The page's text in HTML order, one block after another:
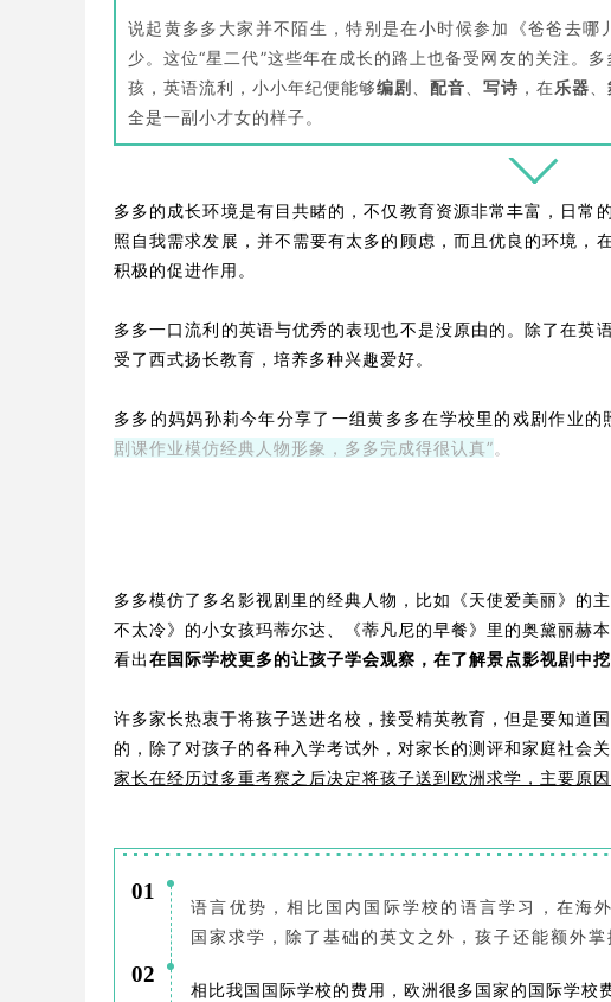
说起黄多多大家并不陌生，特别是在小时候参加《爸爸去哪
少。这位“星二代”这些年在成长的路上也备受网友的关注。
孩，英语流利，小小年纪便能够编剧 配音 写诗 ，在乐器
全是一副小才女的样子。
多多的成长环境是有目共睹的，不仅教育资源非常丰富，日常
照自我需求发展，并不需要有太多的顾虑，而且优良的环境，
积极的促进作用。
多多一口流利的英语与优秀的表现也不是没原由的。除了在英
受了西式扬长教育，培养多种兴趣爱好。
多多的妈妈孙莉今年分享了一组黄多多在学校里的戏剧作业的
剧课作业模仿经典人物形象，多多完成得很认真”。
多多模仿了多名影视剧里的经典人物，比如《天使爱美丽》的
不太冷》的小女孩玛蒂尔达 、《蒂凡尼的早餐》里的奥黛丽赫本
看出在国际学校更多的让孩子学会观察，在了解景点影视剧中挖
许多家长热衷于将孩子送进名校，接受精英教育，但是要知道
的，除了对孩子的各种入学考试外，对家长的测评和家庭社会
家长在经历过多重考察之后决定将孩子送到欧洲求学，主要原因
01
语言优势，相比国内国际学校的语言学习，在海
国家求学，除了基础的英文之外，孩子还能额外掌
02
相比我国国际学校的费用，欧洲很多国家的国际学校